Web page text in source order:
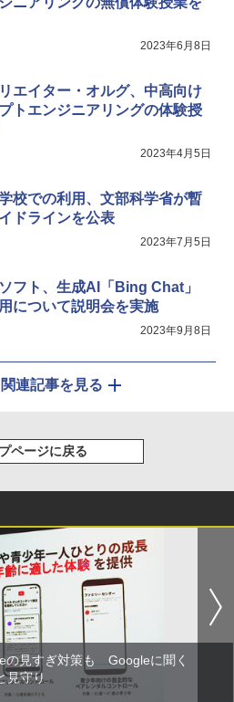
思いを言葉にする こどもアウトプ
実験用キャビネット
2023年6月8日
エイター・オルグ、中高向け
トエンジニアリングの体験授
2023年4月5日
校での利用、文部科学省が暫
ドラインを公表
2023年7月5日
フト、生成AI「Bing Chat」
について説明会を実施
2023年9月8日
連記事を見る
ページに戻る
の見すぎ対策も Googleに聞く
見守り